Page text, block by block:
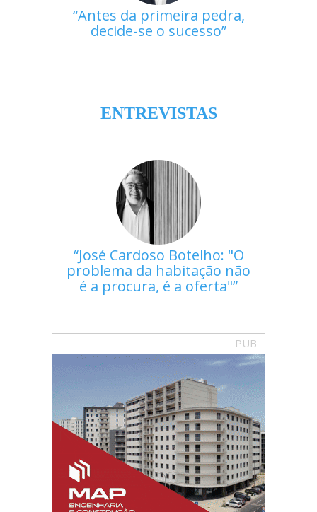
Antes da primeira pedra,
decide-se o sucesso
ENTREVISTAS
José Cardoso Botelho: "O
problema da habitação não
é a procura, é a oferta"
PUB